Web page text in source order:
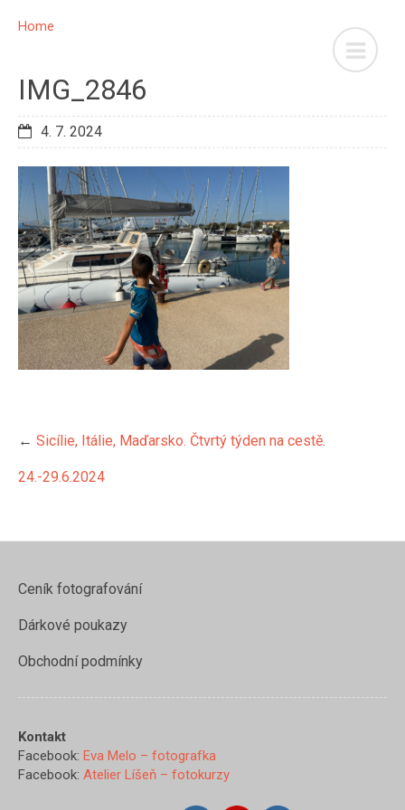
Home
IMG_2846
4. 7. 2024
← Sicílie, Itálie, Maďarsko. Čtvrtý týden na cestě.
24.-29.6.2024
Ceník fotografování
Dárkové poukazy
Obchodní podmínky
Kontakt
Facebook: Eva Melo – fotografka
Facebook: Atelier Líšeň – fotokurzy
tyden-na-
2024/img_2846-
2">